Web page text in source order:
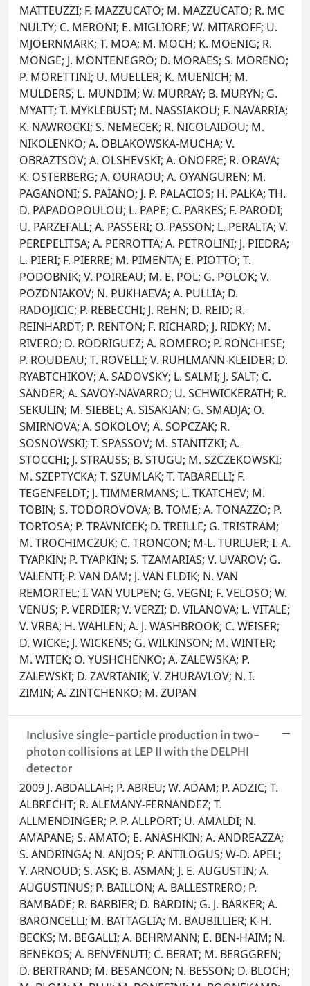
MATTEUZZI; F. MAZZUCATO; M. MAZZUCATO; R. MC
NULTY; C. MERONI; E. MIGLIORE; W. MITAROFF; U.
MJOERNMARK; T. MOA; M. MOCH; K. MOENIG; R.
MONGE; J. MONTENEGRO; D. MORAES; S. MORENO;
P. MORETTINI; U. MUELLER; K. MUENICH; M.
MULDERS; L. MUNDIM; W. MURRAY; B. MURYN; G.
MYATT; T. MYKLEBUST; M. NASSIAKOU; F. NAVARRIA;
K. NAWROCKI; S. NEMECEK; R. NICOLAIDOU; M.
NIKOLENKO; A. OBLAKOWSKA-MUCHA; V.
OBRAZTSOV; A. OLSHEVSKI; A. ONOFRE; R. ORAVA;
K. OSTERBERG; A. OURAOU; A. OYANGUREN; M.
PAGANONI; S. PAIANO; J. P. PALACIOS; H. PALKA; TH.
D. PAPADOPOULOU; L. PAPE; C. PARKES; F. PARODI;
U. PARZEFALL; A. PASSERI; O. PASSON; L. PERALTA; V.
PEREPELITSA; A. PERROTTA; A. PETROLINI; J. PIEDRA;
L. PIERI; F. PIERRE; M. PIMENTA; E. PIOTTO; T.
PODOBNIK; V. POIREAU; M. E. POL; G. POLOK; V.
POZDNIAKOV; N. PUKHAEVA; A. PULLIA; D.
RADOJICIC; P. REBECCHI; J. REHN; D. REID; R.
REINHARDT; P. RENTON; F. RICHARD; J. RIDKY; M.
RIVERO; D. RODRIGUEZ; A. ROMERO; P. RONCHESE;
P. ROUDEAU; T. ROVELLI; V. RUHLMANN-KLEIDER; D.
RYABTCHIKOV; A. SADOVSKY; L. SALMI; J. SALT; C.
SANDER; A. SAVOY-NAVARRO; U. SCHWICKERATH; R.
SEKULIN; M. SIEBEL; A. SISAKIAN; G. SMADJA; O.
SMIRNOVA; A. SOKOLOV; A. SOPCZAK; R.
SOSNOWSKI; T. SPASSOV; M. STANITZKI; A.
STOCCHI; J. STRAUSS; B. STUGU; M. SZCZEKOWSKI;
M. SZEPTYCKA; T. SZUMLAK; T. TABARELLI; F.
TEGENFELDT; J. TIMMERMANS; L. TKATCHEV; M.
TOBIN; S. TODOROVOVA; B. TOME; A. TONAZZO; P.
TORTOSA; P. TRAVNICEK; D. TREILLE; G. TRISTRAM;
M. TROCHIMCZUK; C. TRONCON; M-L. TURLUER; I. A.
TYAPKIN; P. TYAPKIN; S. TZAMARIAS; V. UVAROV; G.
VALENTI; P. VAN DAM; J. VAN ELDIK; N. VAN
REMORTEL; I. VAN VULPEN; G. VEGNI; F. VELOSO; W.
VENUS; P. VERDIER; V. VERZI; D. VILANOVA; L. VITALE;
V. VRBA; H. WAHLEN; A. J. WASHBROOK; C. WEISER;
D. WICKE; J. WICKENS; G. WILKINSON; M. WINTER;
M. WITEK; O. YUSHCHENKO; A. ZALEWSKA; P.
ZALEWSKI; D. ZAVRTANIK; V. ZHURAVLOV; N. I.
ZIMIN; A. ZINTCHENKO; M. ZUPAN
Inclusive single-particle production in two-
photon collisions at LEP II with the DELPHI
detector
2009 J. ABDALLAH; P. ABREU; W. ADAM; P. ADZIC; T.
ALBRECHT; R. ALEMANY-FERNANDEZ; T.
ALLMENDINGER; P. P. ALLPORT; U. AMALDI; N.
AMAPANE; S. AMATO; E. ANASHKIN; A. ANDREAZZA;
S. ANDRINGA; N. ANJOS; P. ANTILOGUS; W-D. APEL;
Y. ARNOUD; S. ASK; B. ASMAN; J. E. AUGUSTIN; A.
AUGUSTINUS; P. BAILLON; A. BALLESTRERO; P.
BAMBADE; R. BARBIER; D. BARDIN; G. J. BARKER; A.
BARONCELLI; M. BATTAGLIA; M. BAUBILLIER; K-H.
BECKS; M. BEGALLI; A. BEHRMANN; E. BEN-HAIM; N.
BENEKOS; A. BENVENUTI; C. BERAT; M. BERGGREN;
D. BERTRAND; M. BESANCON; N. BESSON; D. BLOCH;